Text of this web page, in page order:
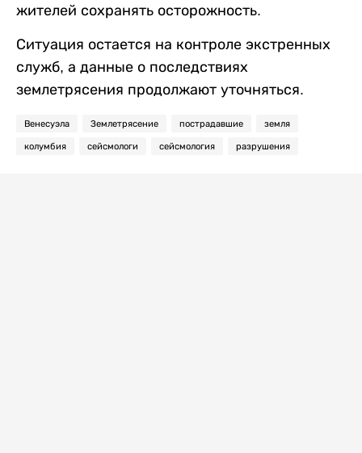
жителей сохранять осторожность.
Ситуация остается на контроле экстренных
служб, а данные о последствиях
землетрясения продолжают уточняться.
Венесуэла Землетрясение пострадавшие земля
колумбия сейсмологи сейсмология разрушения